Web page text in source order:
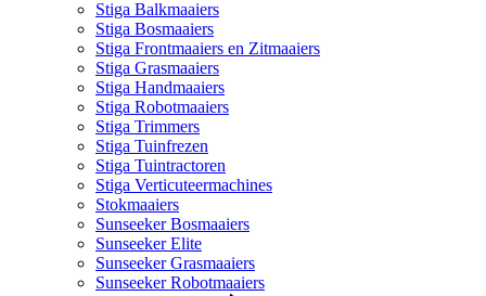
Stiga Balkmaaiers
Stiga Bosmaaiers
Stiga Frontmaaiers en Zitmaaiers
Stiga Grasmaaiers
Stiga Handmaaiers
Stiga Robotmaaiers
Stiga Trimmers
Stiga Tuinfrezen
Stiga Tuintractoren
Stiga Verticuteermachines
Stokmaaiers
Sunseeker Bosmaaiers
Sunseeker Elite
Sunseeker Grasmaaiers
Sunseeker Robotmaaiers